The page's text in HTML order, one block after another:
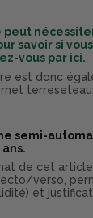
peut
savoir si
vous par ici.
est donc
semi-
de cet
verso,
et